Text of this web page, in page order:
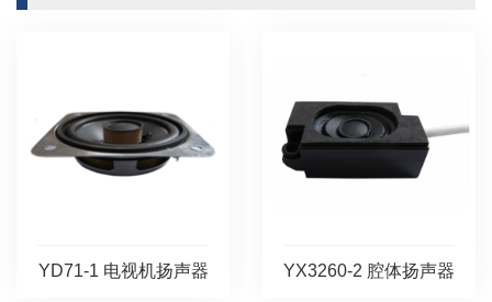
YD71-1 电视机扬声器 YX3260-2 腔体扬声器